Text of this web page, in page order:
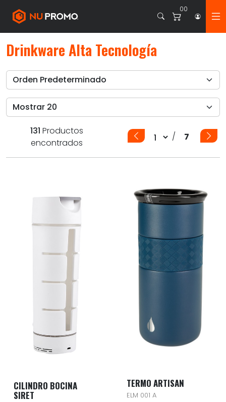
00
Drinkware Alta Tecnología
131 Productos
encontrados
/ 7
CILINDRO BOCINA
SIRET
TERMO ARTISAN
ELM 001 A